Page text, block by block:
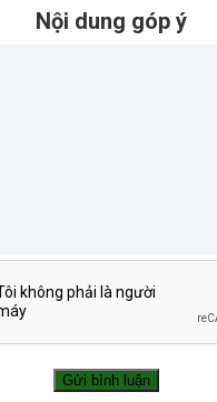
Nội dung góp ý